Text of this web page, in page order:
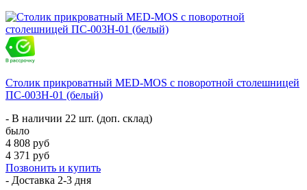
Столик прикроватный MED-MOS с поворотной столешницей
ПС-003Н-01 (белый)
- В наличии 22 шт. (доп. склад)
было
4 808 руб
4 371 руб
Позвонить и купить
- Доставка 2-3 дня